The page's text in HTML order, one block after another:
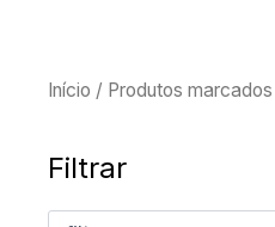
Início / Produtos
Filtrar